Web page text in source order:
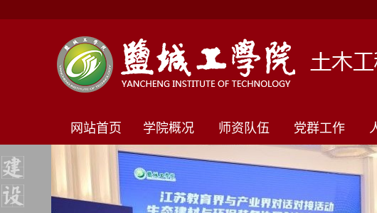
网站首页 学院概况 师资队伍 党群工作